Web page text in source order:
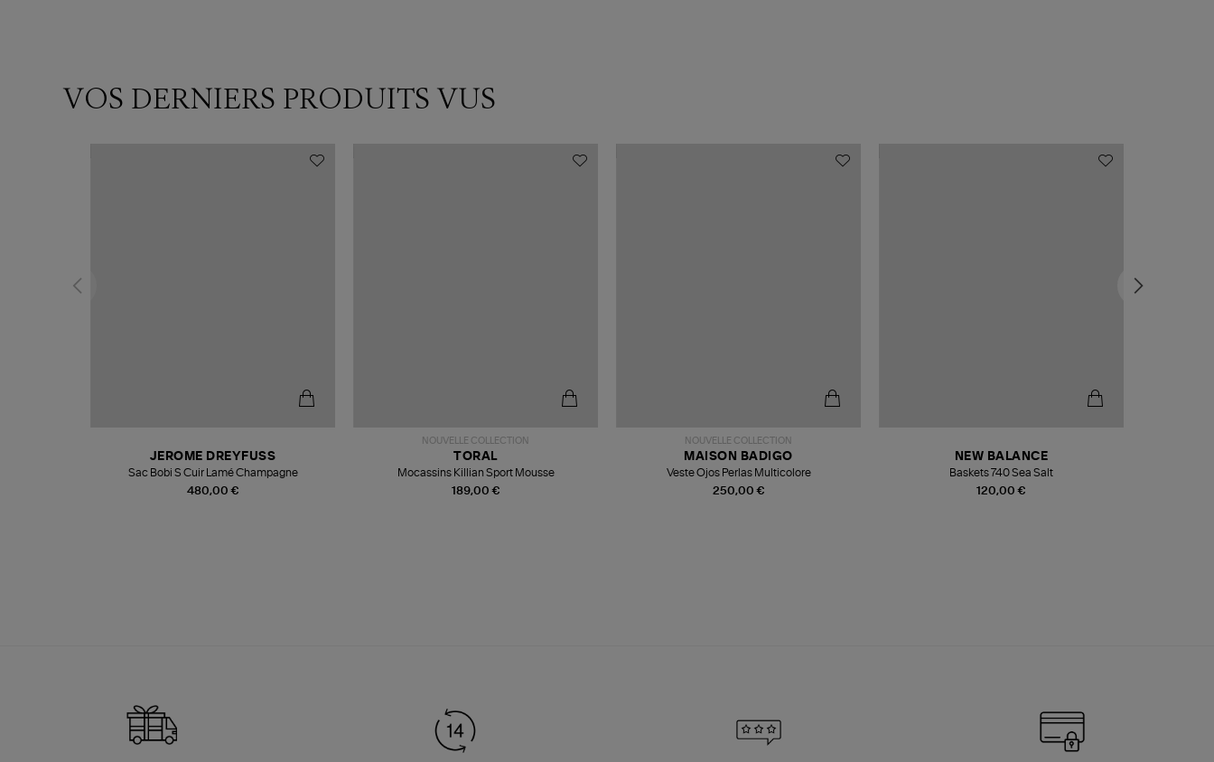
VOS DERNIERS PRODUITS VUS
480,00 €
JEROME DREYFUSS
Sac Bobi S Cuir Lamé Champagne
NOUVELLE COLLECTION
189,00 €
TORAL
Mocassins Killian Sport Mousse
NOUVELLE COLLECTION
250,00 €
MAISON BADIGO
Veste Ojos Perlas Multicolore
120,00 €
NEW BALANCE
Baskets 740 Sea Salt